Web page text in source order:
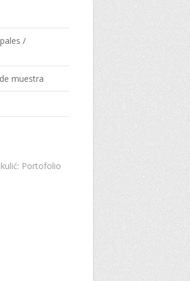
/
muestra
Portofolio